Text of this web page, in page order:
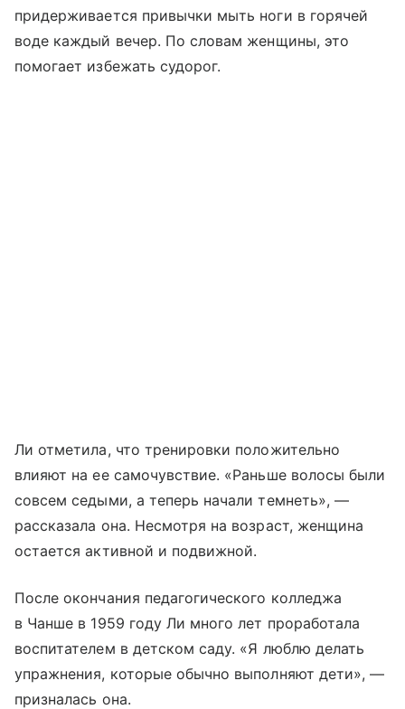
придерживается привычки мыть ноги в горячей
воде каждый вечер. По словам женщины, это
помогает избежать судорог.
Ли отметила, что тренировки положительно
влияют на ее самочувствие. «Раньше волосы были
совсем седыми, а теперь начали темнеть», —
рассказала она. Несмотря на возраст, женщина
остается активной и подвижной.
После окончания педагогического колледжа
в Чанше в 1959 году Ли много лет проработала
воспитателем в детском саду. «Я люблю делать
упражнения, которые обычно выполняют дети», —
призналась она.